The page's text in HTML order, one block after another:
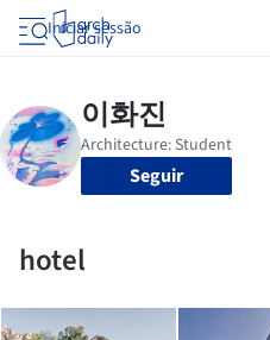
Iniciar sessão
Seguir
hotel